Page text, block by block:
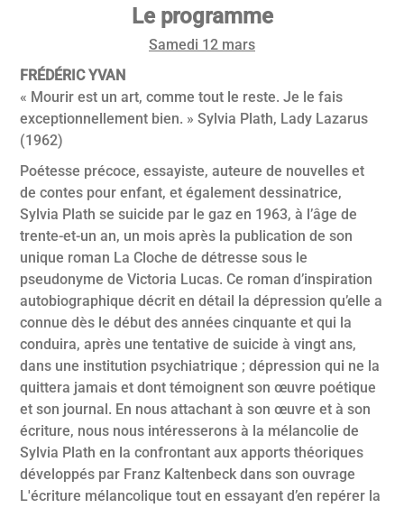
Le programme
Samedi 12 mars
FRÉDÉRIC YVAN
« Mourir est un art, comme tout le reste. Je le fais
exceptionnellement bien. » Sylvia Plath, Lady Lazarus
(1962)
Poétesse précoce, essayiste, auteure de nouvelles et
de contes pour enfant, et également dessinatrice,
Sylvia Plath se suicide par le gaz en 1963, à l’âge de
trente-et-un an, un mois après la publication de son
unique roman La Cloche de détresse sous le
pseudonyme de Victoria Lucas. Ce roman d’inspiration
autobiographique décrit en détail la dépression qu’elle a
connue dès le début des années cinquante et qui la
conduira, après une tentative de suicide à vingt ans,
dans une institution psychiatrique ; dépression qui ne la
quittera jamais et dont témoignent son œuvre poétique
et son journal. En nous attachant à son œuvre et à son
écriture, nous nous intéresserons à la mélancolie de
Sylvia Plath en la confrontant aux apports théoriques
développés par Franz Kaltenbeck dans son ouvrage
L'écriture mélancolique tout en essayant d’en repérer la